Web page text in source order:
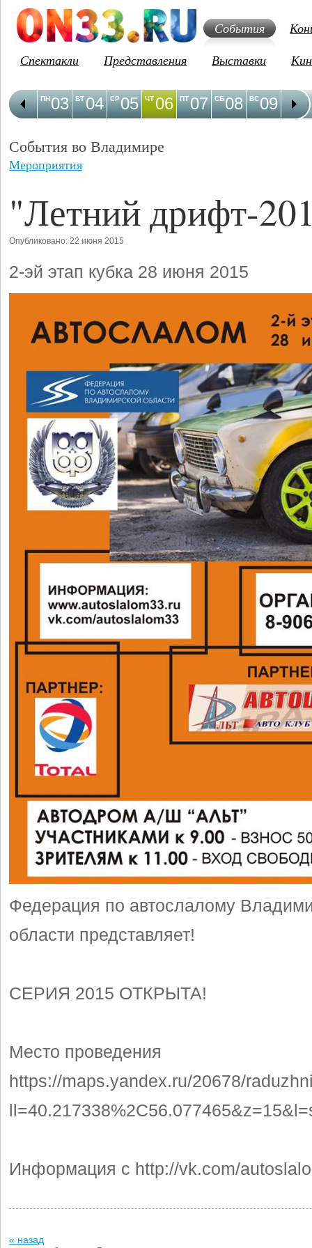
События
Спектакли
Представления Выставки
03
ПН 04
ВТ 05
СР 06
ЧТ 07
ПТ 08
СБ 09
ВС 10
ПН
События во Владимире
Мероприятия
"Летний дрифт-
Опубликовано: 22 июня 2015
2-эй этап кубка 28 июня 2015
Федерация по автослалому
области представляет!
СЕРИЯ 2015 ОТКРЫТА!
Место проведения
https://maps.yandex.ru/20678/
Информация с http://vk.com/
« назад